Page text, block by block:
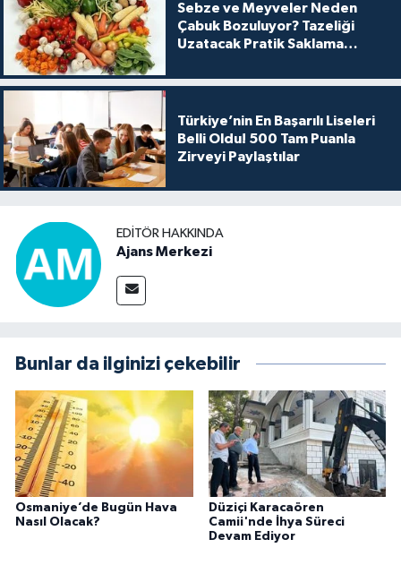
Sebze ve Meyveler Neden
Çabuk Bozuluyor? Tazeliği
Uzatacak Pratik Saklama
Türkiye’nin En Başarılı Liseleri
Belli Oldu! 500 Tam Puanla
Zirveyi Paylaştılar
EDITÖR HAKKINDA
Ajans Merkezi
Bunlar da ilginizi çekebilir
Osmaniye’de Bugün Hava
Nasıl Olacak?
Düziçi Karacaören
Camii'nde İhya Süreci
Devam Ediyor